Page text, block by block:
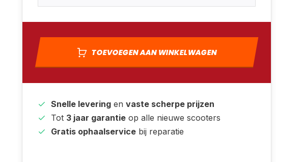
TOEVOEGEN AAN WINKELWAGEN
Snelle levering en vaste scherpe prijzen
Tot 3 jaar garantie op alle nieuwe scooters
Gratis ophaalservice bij reparatie